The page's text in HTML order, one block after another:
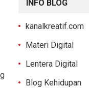
INFO BLOG
kanalkreatif.com
Materi Digital
Lentera Digital
Blog Kehidupan